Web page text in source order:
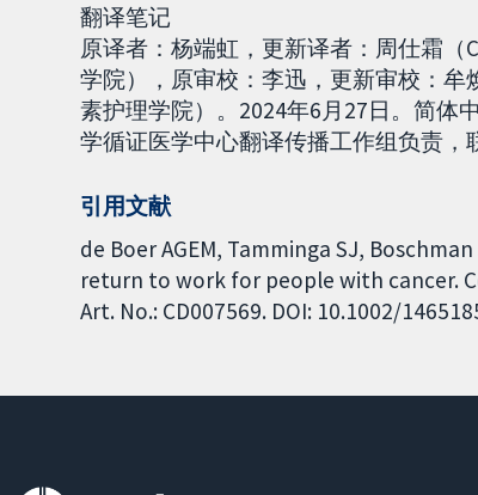
翻译笔记
原译者：杨端虹，更新译者：周仕霜（
学院），原审校：李迅，更新审校：牟
素护理学院）。2024年6月27日。简体
学循证医学中心翻译传播工作组负责，
引用文献
de Boer AGEM, Tamminga SJ,
return to work for people with cancer.
Art. No.: CD007569. DOI: 10.1002/